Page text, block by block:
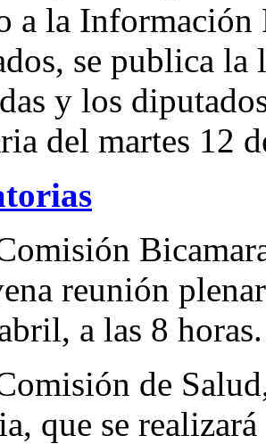
a la Información
se publica la
y los
del martes 12
reunión
a las 8 horas.
de
que se